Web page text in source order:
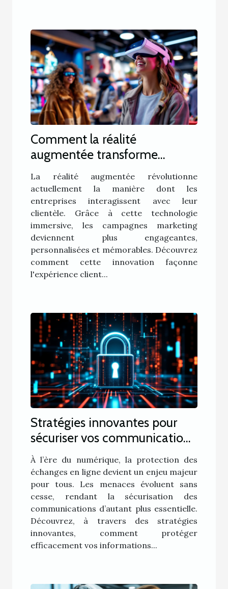
Comment la réalité
augmentée transforme
l'expérience client en
marketing ?
La réalité augmentée révolutionne
actuellement la manière dont les
entreprises interagissent avec leur
clientèle. Grâce à cette technologie
immersive, les campagnes marketing
deviennent plus engageantes,
personnalisées et mémorables. Découvrez
comment cette innovation façonne
l'expérience client...
Stratégies innovantes pour
sécuriser vos communications
numériques
À l’ère du numérique, la protection des
échanges en ligne devient un enjeu majeur
pour tous. Les menaces évoluent sans
cesse, rendant la sécurisation des
communications d’autant plus essentielle.
Découvrez, à travers des stratégies
innovantes, comment protéger
efficacement vos informations...